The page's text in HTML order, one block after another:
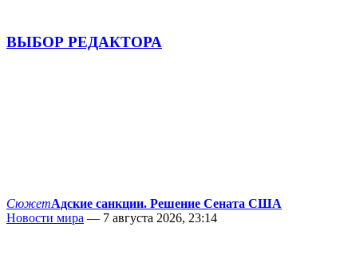
ВЫБОР РЕДАКТОРА
СюжетАдские санкции. Решение Сената США
Новости мира — 7 августа 2026, 23:14